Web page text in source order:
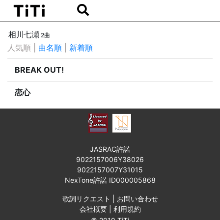
相川七瀬2曲
人気順 曲名順 新着順
BREAK OUT!
恋心
JASRAC許諾
9022157006Y38026
9022157007Y31015
NexTone許諾 ID000005868
歌詞リクエスト
お問い合わせ
会社概要| 利用規約